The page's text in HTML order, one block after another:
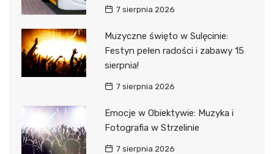
7 sierpnia 2026
Muzyczne święto w Sulęcinie:
Festyn pełen radości i zabawy 15
sierpnia!
7 sierpnia 2026
Emocje w Obiektywie: Muzyka i
Fotografia w Strzelinie
7 sierpnia 2026